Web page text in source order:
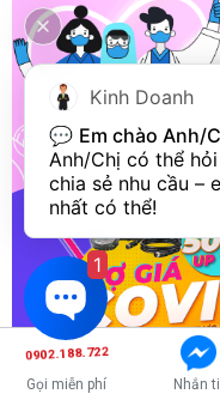
0902.188.722
Gọi miễn phí Nhắn
Kinh Doanh
💬 Em chào Anh/
Anh/Chị có thể
chia sẻ nhu cầu –
nhất có thể!
1